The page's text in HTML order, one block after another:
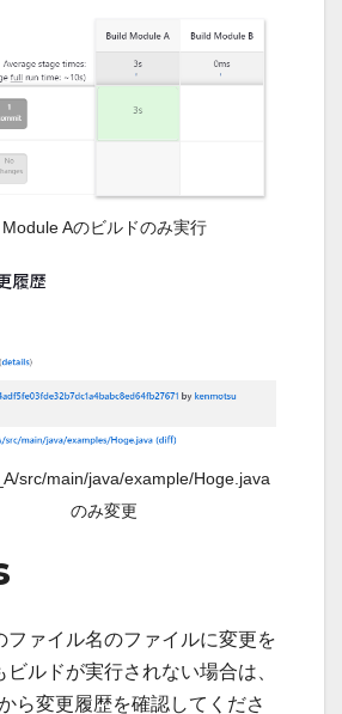
Module Aのビルドのみ実行
src/main/java/example/Hoge.java
のみ変更
ファイル名のファイルに変更を
ビルドが実行されない場合は、
ら変更履歴を確認してくださ